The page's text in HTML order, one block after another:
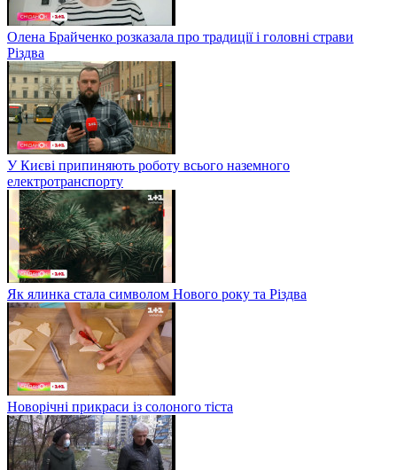
Олена Брайченко розказала про традиції і головні страви
Різдва
У Києві припиняють роботу всього наземного
електротранспорту
Як ялинка стала символом Нового року та Різдва
Новорічні прикраси із солоного тіста